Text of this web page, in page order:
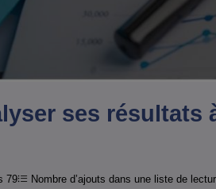
ses
79 Nombre d’ajouts dans une liste de